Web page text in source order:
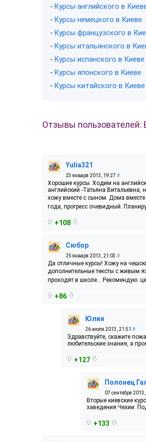
- Курсы английского в
- Курсы немецкого в Киеве
- Курсы французского в
- Курсы итальянского в
- Курсы испанского в Киеве
- Курсы японского в Киеве
- Курсы китайского в Киеве
Отзывы пользователей:
Yulia321
23 января 2013, 19:27 #
Хорошие курсы. Ходим на
английский -Татьяна Витальевна,
хожу вместе с сыном. Дома
года, прогресс очевидный.
+108
Сюбор
25 января 2013, 21:03 #
Да отличные курсы! Хожу на
дополнительные тексты с живым
проходят в школе... Рекомендую:
+86
Юлия
26 июля 2013, 21:51 #
Здравствуйте, скажите
любительские знания, а
+127
Полонец
07 сентября
Вторые киевские
заведения Чехии.
+133